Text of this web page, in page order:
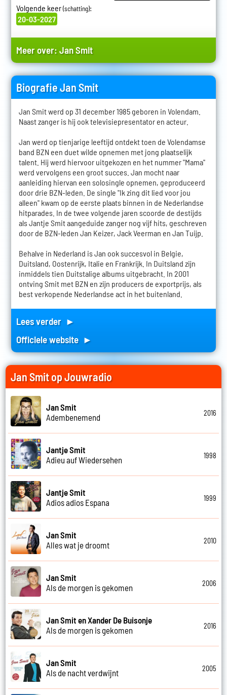
Volgende keer(schatting):
20-03-2027
Meer over:Jan Smit
Biografie Jan Smit
Jan Smit werd op 31 december 1985 geboren in Volendam.
Naast zanger is hij ook televisiepresentator en acteur.
Jan werd op tienjarige leeftijd ontdekt toen de Volendamse
band BZN een duet wilde opnemen met jong plaatselijk
talent. Hij werd hiervoor uitgekozen en het nummer "Mama"
werd vervolgens een groot succes. Jan mocht naar
aanleiding hiervan een solosingle opnemen, geproduceerd
door drie BZN-leden. De single "Ik zing dit lied voor jou
alleen" kwam op de eerste plaats binnen in de Nederlandse
hitparades. In de twee volgende jaren scoorde de destijds
als Jantje Smit aangeduide zanger nog vijf hits, geschreven
door de BZN-leden Jan Keizer, Jack Veerman en Jan Tuijp.
Behalve in Nederland is Jan ook succesvol in Belgie,
Duitsland, Oostenrijk, Italie en Frankrijk. In Duitsland zijn
inmiddels tien Duitstalige albums uitgebracht. In 2001
ontving Smit met BZN en zijn producers de exportprijs, als
best verkopende Nederlandse act in het buitenland.
Lees verder ►
Officiele website ►
Jan Smit op Jouwradio
Jan Smit
Adembenemend
2016
Jantje Smit
Adieu auf Wiedersehen
1998
Jantje Smit
Adios adios Espana
1999
Jan Smit
Alles wat je droomt
2010
Jan Smit
Als de morgen is gekomen
2006
Jan Smit en Xander De Buisonje
Als de morgen is gekomen
2016
Jan Smit
Als de nacht verdwijnt
2005